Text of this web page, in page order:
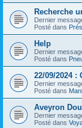
Recherche
Dernier
Posté dans
Help
Dernier
Posté dans
22/09/2024
Dernier
Posté dans
Aveyron
Dernier
Posté dans